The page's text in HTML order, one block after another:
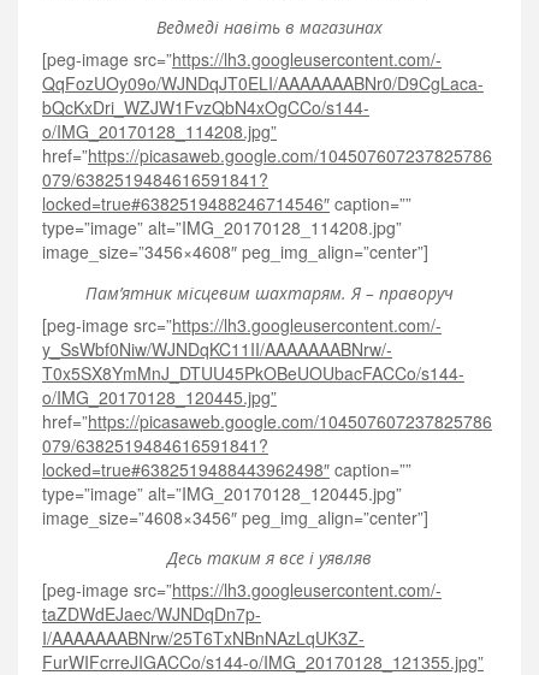
Ведмеді навіть в магазинах
[peg-image src=”https://lh3.googleusercontent.com/-
QqFozUOy09o/WJNDqJT0ELI/AAAAAAABNr0/D9CgLaca-
bQcKxDri_WZJW1FvzQbN4xOgCCo/s144-
o/IMG_20170128_114208.jpg”
href=”https://picasaweb.google.com/104507607237825786
079/6382519484616591841?
locked=true#6382519488246714546″ caption=””
type=”image” alt=”IMG_20170128_114208.jpg”
image_size=”3456×4608″ peg_img_align=”center”]
Пам’ятник місцевим шахтарям. Я – праворуч
[peg-image src=”https://lh3.googleusercontent.com/-
y_SsWbf0Niw/WJNDqKC11II/AAAAAAABNrw/-
T0x5SX8YmMnJ_DTUU45PkOBeUOUbacFACCo/s144-
o/IMG_20170128_120445.jpg”
href=”https://picasaweb.google.com/104507607237825786
079/6382519484616591841?
locked=true#6382519488443962498″ caption=””
type=”image” alt=”IMG_20170128_120445.jpg”
image_size=”4608×3456″ peg_img_align=”center”]
Десь таким я все і уявляв
[peg-image src=”https://lh3.googleusercontent.com/-
taZDWdEJaec/WJNDqDn7p-
I/AAAAAAABNrw/25T6TxNBnNAzLqUK3Z-
FurWIFcrreJIGACCo/s144-o/IMG_20170128_121355.jpg”